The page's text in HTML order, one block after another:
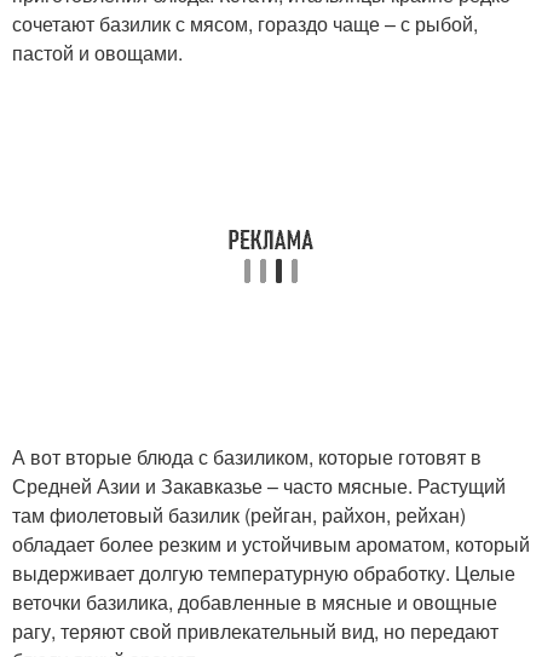
сочетают базилик с мясом, гораздо чаще – с рыбой,
пастой и овощами.
А вот вторые блюда с базиликом, которые готовят в
Средней Азии и Закавказье – часто мясные. Растущий
там фиолетовый базилик (рейган, райхон, рейхан)
обладает более резким и устойчивым ароматом, который
выдерживает долгую температурную обработку. Целые
веточки базилика, добавленные в мясные и овощные
рагу, теряют свой привлекательный вид, но передают